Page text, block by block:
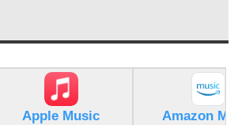
Apple Music
Amazon